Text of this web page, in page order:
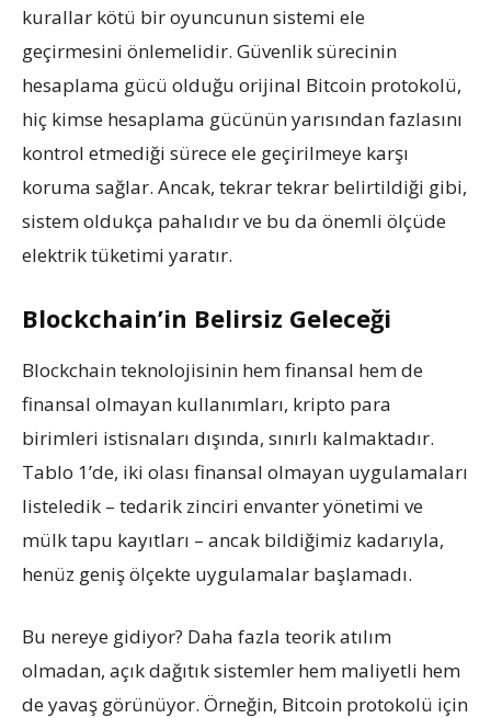
kurallar kötü bir oyuncunun sistemi ele
geçirmesini önlemelidir. Güvenlik sürecinin
hesaplama gücü olduğu orijinal Bitcoin protokolü,
hiç kimse hesaplama gücünün yarısından fazlasını
kontrol etmediği sürece ele geçirilmeye karşı
koruma sağlar. Ancak, tekrar tekrar belirtildiği gibi,
sistem oldukça pahalıdır ve bu da önemli ölçüde
elektrik tüketimi yaratır.
Blockchain’in Belirsiz Geleceği
Blockchain teknolojisinin hem finansal hem de
finansal olmayan kullanımları, kripto para
birimleri istisnaları dışında, sınırlı kalmaktadır.
Tablo 1’de, iki olası finansal olmayan uygulamaları
listeledik – tedarik zinciri envanter yönetimi ve
mülk tapu kayıtları – ancak bildiğimiz kadarıyla,
henüz geniş ölçekte uygulamalar başlamadı.
Bu nereye gidiyor? Daha fazla teorik atılım
olmadan, açık dağıtık sistemler hem maliyetli hem
de yavaş görünüyor. Örneğin, Bitcoin protokolü için